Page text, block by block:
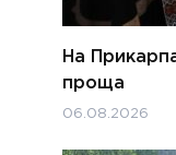
На
проща
06.08.2026